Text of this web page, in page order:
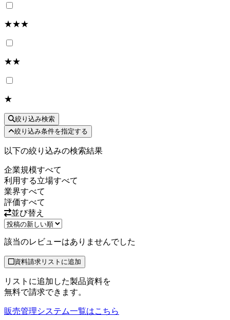
★★★
★★
★
絞り込み検索
絞り込み条件を指定する
以下の絞り込みの検索結果
企業規模すべて
利用する立場すべて
業界すべて
評価すべて
並び替え
該当のレビューはありませんでした
資料請求リストに追加
リストに追加した製品資料を
無料で請求できます。
販売管理システム一覧はこちら